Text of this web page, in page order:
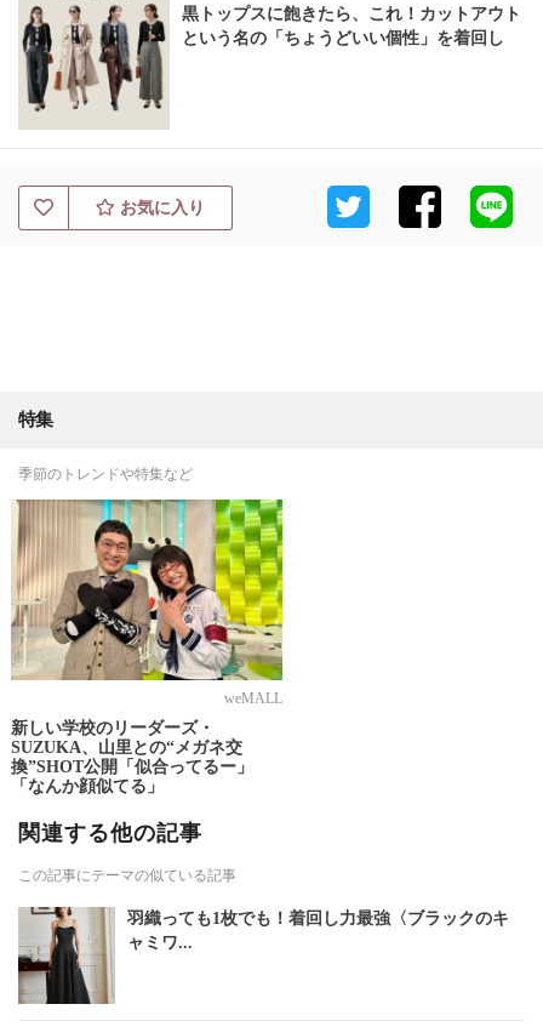
黒トップスに飽きたら、これ！カットアウト
という名の「ちょうどいい個性」を着回し
お気に入り
特集
季節のトレンドや特集など
weMALL
新しい学校のリーダーズ・
SUZUKA、山里との“メガネ交
換”SHOT公開「似合ってるー」
「なんか顔似てる」
関連する他の記事
この記事にテーマの似ている記事
羽織っても1枚でも！着回し力最強〈ブラックのキ
ャミワ...